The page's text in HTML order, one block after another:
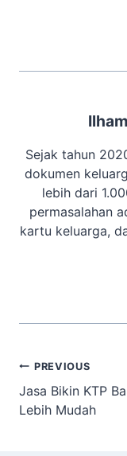
Sejak tahun
dokumen
lebih dari
permasalahan
kartu keluarga,
Navigasi
pos
PREVIOUS
Jasa Bikin KTP
Lebih Mudah